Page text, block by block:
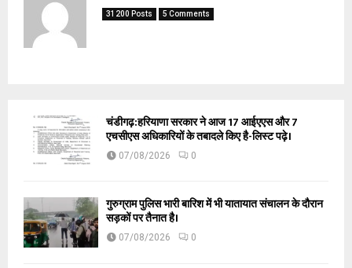
31200 Posts 5 Comments
चंडीगढ़:हरियाणा सरकार ने आज 17 आईएएस और 7
एचसीएस अधिकारियों के तबादले किए है-लिस्ट पढ़े।
07/08/2026 0
गुरुग्राम पुलिस भारी बारिश में भी यातायात संचालन के दौरान
सड़कों पर तैनात है।
07/08/2026 0